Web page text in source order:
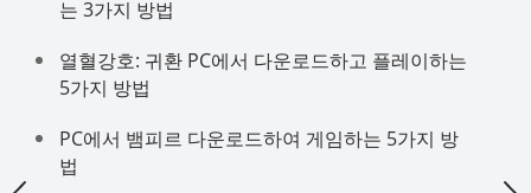
는 3가지 방법
열혈강호: 귀환 PC에서 다운로드하고 플레이하는
5가지 방법
PC에서 뱀피르 다운로드하여 게임하는 5가지 방
법